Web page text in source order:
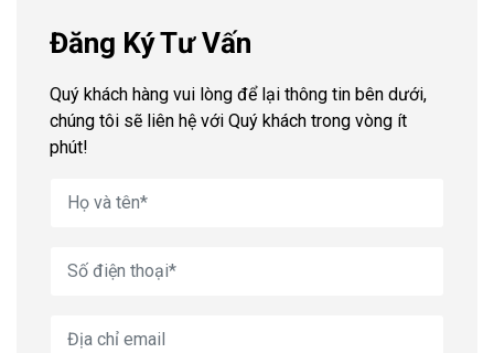
Đăng Ký Tư Vấn
Quý khách hàng vui lòng để lại thông tin bên dưới,
chúng tôi sẽ liên hệ với Quý khách trong vòng ít
phút!